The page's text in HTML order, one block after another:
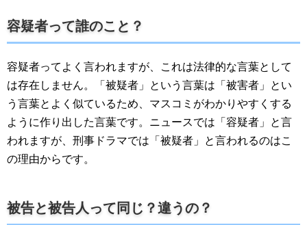
容疑者って誰のこと？
容疑者ってよく言われますが、これは法律的な言葉として
は存在しません。「被疑者」という言葉は「被害者」とい
う言葉とよく似ているため、マスコミがわかりやすくする
ように作り出した言葉です。ニュースでは「容疑者」と言
われますが、刑事ドラマでは「被疑者」と言われるのはこ
の理由からです。
被告と被告人って同じ？違うの？